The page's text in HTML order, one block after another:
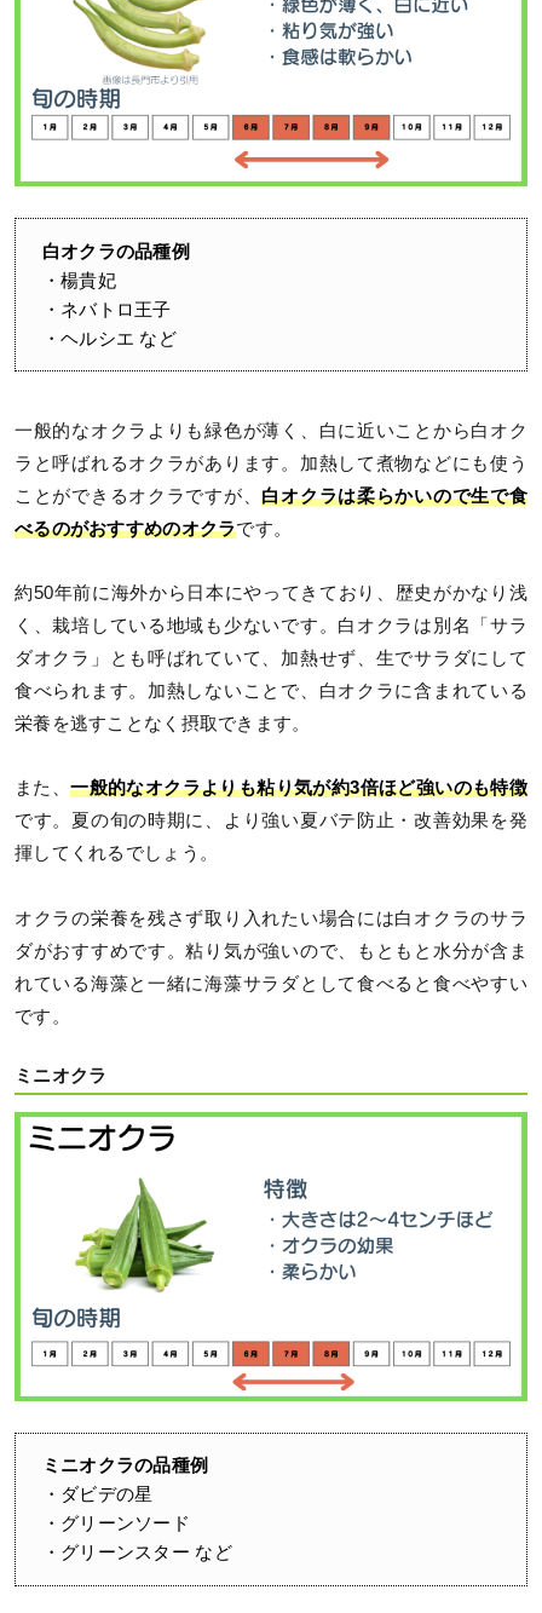
白オクラの品種例
・楊貴妃
・ネバトロ王子
・ヘルシエ など
一般的なオクラよりも緑色が薄く、白に近いことから白オク
ラと呼ばれるオクラがあります。加熱して煮物などにも使う
ことができるオクラですが、白オクラは柔らかいので生で食
べるのがおすすめのオクラです。
約50年前に海外から日本にやってきており、歴史がかなり浅
く、栽培している地域も少ないです。白オクラは別名「サラ
ダオクラ」とも呼ばれていて、加熱せず、生でサラダにして
食べられます。加熱しないことで、白オクラに含まれている
栄養を逃すことなく摂取できます。
また、一般的なオクラよりも粘り気が約3倍ほど強いのも特徴
です。夏の旬の時期に、より強い夏バテ防止・改善効果を発
揮してくれるでしょう。
オクラの栄養を残さず取り入れたい場合には白オクラのサラ
ダがおすすめです。粘り気が強いので、もともと水分が含ま
れている海藻と一緒に海藻サラダとして食べると食べやすい
です。
ミニオクラ
ミニオクラの品種例
・ダビデの星
・グリーンソード
・グリーンスター など